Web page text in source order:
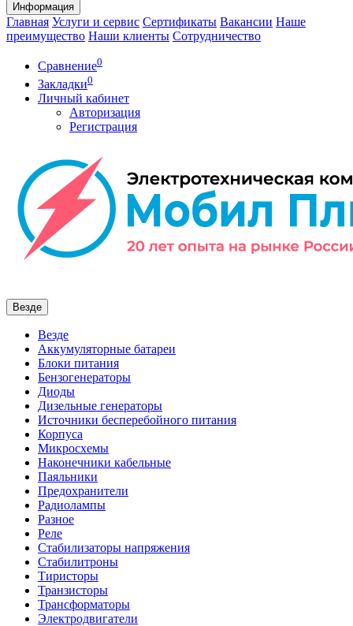
Информация
Главная Услуги и сервис Сертификаты Вакансии Наше
преимущество Наши клиенты Сотрудничество
Сравнение0
Закладки0
Личный кабинет
Авторизация
Регистрация
Везде
Везде
Аккумуляторные батареи
Блоки питания
Бензогенераторы
Диоды
Дизельные генераторы
Источники бесперебойного питания
Корпуса
Микросхемы
Наконечники кабельные
Паяльники
Предохранители
Радиолампы
Разное
Реле
Стабилизаторы напряжения
Стабилитроны
Тиристоры
Транзисторы
Трансформаторы
Электродвигатели